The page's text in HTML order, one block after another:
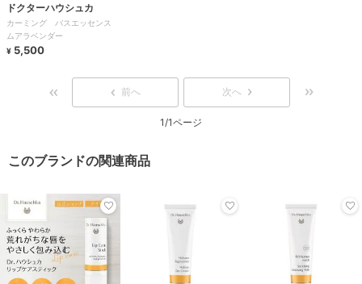
ドクターハウシュカ
カーミング バスエッセンス
ムアラベンダー
¥ 5,500
前へ 次へ
1/1ページ
このブランドの関連商品